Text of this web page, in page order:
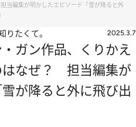
当編集が明かしたエピソード「雪が降ると外
りたくて。 2025.3.7
ガン作品、くりかえ
はなぜ？ 担当編集が
が降ると外に飛び出